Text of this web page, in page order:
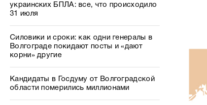
украинских БПЛА: все, что происходило
31 июля
Силовики и сроки: как одни генералы в
Волгограде покидают посты и «дают
корни» другие
Кандидаты в Госдуму от Волгоградской
области померились миллионами